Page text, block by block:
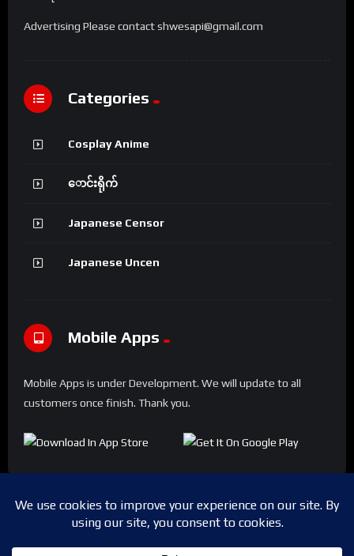
Advertising Please contact shwesapi@gmail.com
Categories
Cosplay Anime
ောင်းရိုက်
Japanese Censor
Japanese Uncen
Mobile Apps
Mobile Apps is under Development. We will update to all
customers once finish. Thank you.
Copyright © 2024 Shwesapi